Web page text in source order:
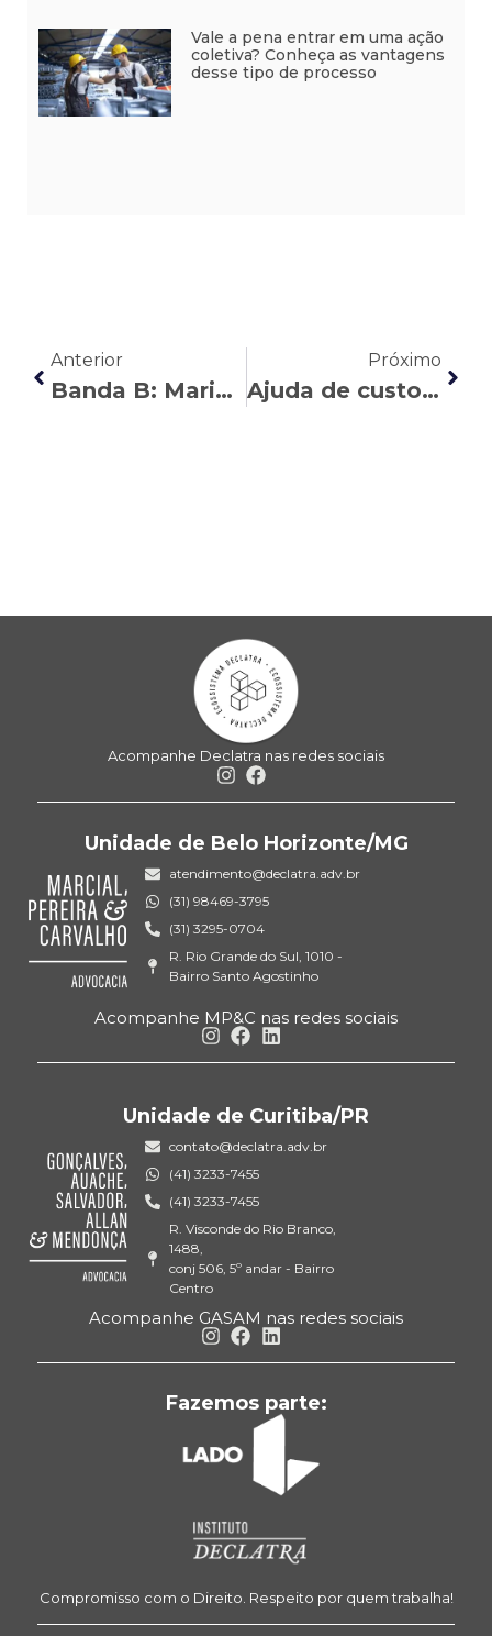
Vale a pena entrar em uma ação
coletiva? Conheça as vantagens
desse tipo de processo
Anterior
Banda B: Maria Vitória Costaldello comenta a situação atual das jornadas de trabalho no Brasil
Próximo
Ajuda de custo na CLT: o que é, quando se aplica e quais os seus direitos
Acompanhe Declatra nas redes sociais
Unidade de Belo Horizonte/MG
atendimento@declatra.adv.br
(31) 98469-3795
(31) 3295-0704
R. Rio Grande do Sul, 1010 -
Bairro Santo Agostinho
Acompanhe MP&C nas redes sociais
Unidade de Curitiba/PR
contato@declatra.adv.br
(41) 3233-7455
(41) 3233-7455
R. Visconde do Rio Branco,
1488,
conj 506, 5º andar - Bairro
Centro
Acompanhe GASAM nas redes sociais
Fazemos parte:
Compromisso com o Direito. Respeito por quem trabalha!